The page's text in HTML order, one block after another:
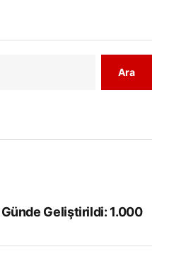
Ara
Geliştirildi: 1.000